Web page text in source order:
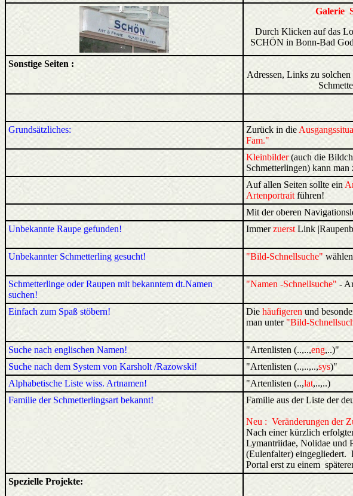
Galerie
Durch Klicken auf das
SCHÖN in Bonn-Bad
Sonstige Seiten :
Adressen, Links zu
Grundsätzliches:
Zurück in die
Fam."
Kleinbilder(auch die
Schmetterlingen) kann man
Auf allen Seiten sollte ein
Artenportrait führen!
Mit der oberen
Unbekannte Raupe gefunden!
Immerzuerst Link
Unbekannter Schmetterling gesucht!
"Bild-Schnellsuche"
Schmetterlinge oder Raupen mit bekanntem dt.Namen
suchen!
"Namen -Schnellsuche" -
Einfach zum Spaß stöbern!
Die häufigeren und
man unter "Bild-
Suche nach englischen Namen!
"Artenlisten (..,..,eng,..)"
Suche nach dem System von Karsholt /Razowski!
"Artenlisten (..,..,..,sys)"
Alphabetische Liste wiss. Artnamen!
"Artenlisten (..,lat,..,..)
Familie der Schmetterlingsart bekannt!
Familie aus der Liste der
Neu : Veränderungen der
Nach einer kürzlich
Lymantriidae, Nolidae und
(Eulenfalter) eingegliedert.
Portal erst zu einem
Spezielle Projekte: